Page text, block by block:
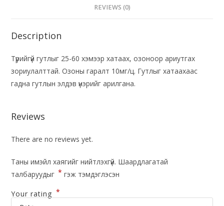
REVIEWS (0)
Description
Түрийгүй гутлыг 25-60 хэмээр хатаах, озоноор ариутгах
зориулалттай. Озоны гаралт 10мг/ц. Гутлыг хатаахаас
гадна гутлын элдэв үнэрийг арилгана.
Reviews
There are no reviews yet.
Таны имэйл хаягийг нийтлэхгүй. Шаардлагатай
талбаруудыг * гэж тэмдэглэсэн
Your rating *